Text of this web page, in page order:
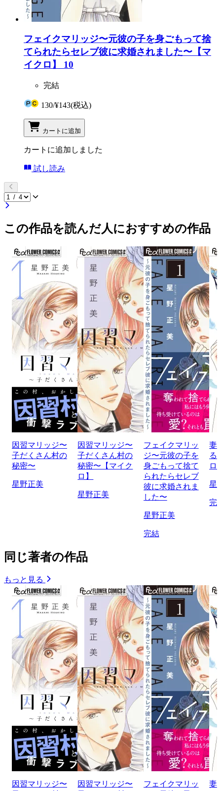
フェイクマリッジ〜元彼の子を身ごもって捨
てられたらセレブ彼に求婚されました〜【マ
イクロ】 10
完結
130/¥143(税込)
カートに追加
カートに追加しました
試し読み
この作品を読んだ人におすすめの作品
因習マリッジ〜
子だくさん村の
秘密〜
星野正美
因習マリッジ〜
子だくさん村の
秘密〜【マイク
ロ】
星野正美
フェイクマリッ
ジ〜元彼の子を
身ごもって捨て
られたらセレブ
彼に求婚されま
した〜
星野正美
完結
妻
る
ロ
星
完
同じ著者の作品
もっと見る
因習マリッジ〜
因習マリッジ〜
フェイクマリッ
妻